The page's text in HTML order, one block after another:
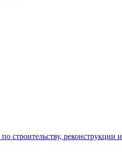
строительству, реконструкции и